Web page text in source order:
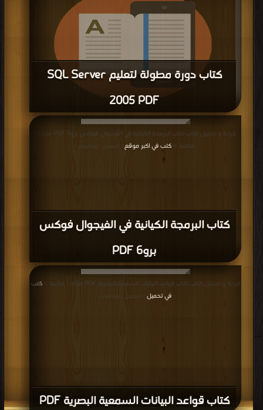
كتاب دورة مطولة لتعليم SQL Server
2005 PDF
مكتبة >كتب في Download Free | التحميل : مرة/مرات
كتاب البرمجة الكيانية في الفيجوال فوكس
برو6 PDF
قراءة و تحميل كتاب كتاب البرمجة الكيانية في الفيجوال فوكس برو6 PDF مجانا |
مكتبة > كتب في اكبر موقع | التحميل : مرة/مرات
كتاب قواعد البيانات السمعية البصرية PDF
قراءة و تحميل كتاب كتاب قواعد البيانات السمعية البصرية PDF مجانا | مكتبة >
كتب
في تحميل
| التحميل : مرة/مرات